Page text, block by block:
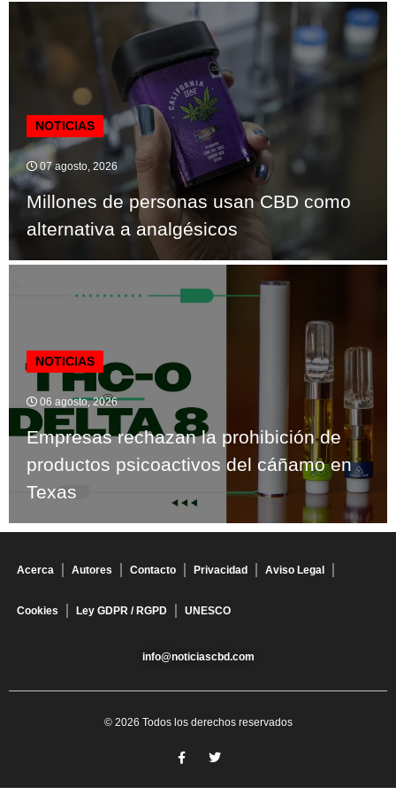
NOTICIAS
07 agosto, 2026
Millones de personas usan CBD como
alternativa a analgésicos
NOTICIAS
06 agosto, 2026
Empresas rechazan la prohibición de
productos psicoactivos del cáñamo en
Texas
Acerca Autores Contacto Privacidad Aviso Legal
Cookies Ley GDPR / RGPD UNESCO
info@noticiascbd.com
© 2026 Todos los derechos reservados